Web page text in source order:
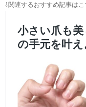
⇩関連するおすすめ記事はこ